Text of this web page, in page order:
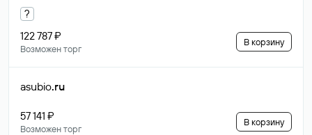
?
122 787 ₽
Возможен торг
В корзину
asubio.ru
57 141 ₽
Возможен торг
В корзину